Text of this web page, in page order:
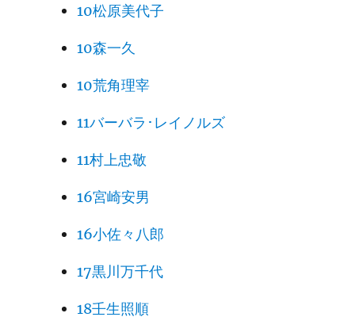
10松原美代子
10森一久
10荒角理宰
11バーバラ･レイノルズ
11村上忠敬
16宮崎安男
16小佐々八郎
17黒川万千代
18壬生照順